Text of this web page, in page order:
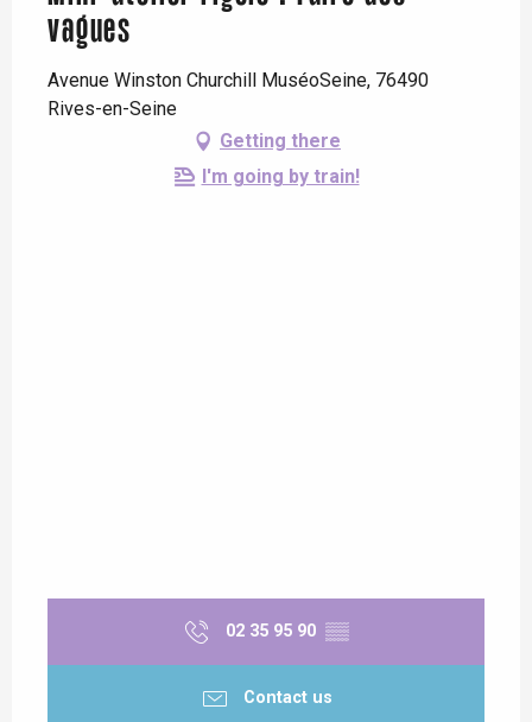
vagues
Avenue Winston Churchill MuséoSeine, 76490
Rives-en-Seine
Getting there
I'm going by train!
02 35 95 90 ▒▒
Contact us